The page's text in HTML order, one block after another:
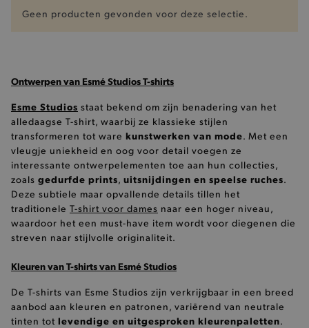
Geen producten gevonden voor deze selectie.
Ontwerpen van Esmé Studios T-shirts
Esme Studios staat bekend om zijn benadering van het
alledaagse T-shirt, waarbij ze klassieke stijlen
transformeren tot ware kunstwerken van mode. Met een
vleugje uniekheid en oog voor detail voegen ze
interessante ontwerpelementen toe aan hun collecties,
zoals gedurfde prints, uitsnijdingen en speelse ruches.
Deze subtiele maar opvallende details tillen het
traditionele T-shirt voor dames naar een hoger niveau,
waardoor het een must-have item wordt voor diegenen die
streven naar stijlvolle originaliteit.
Kleuren van T-shirts van Esmé Studios
De T-shirts van Esme Studios zijn verkrijgbaar in een breed
aanbod aan kleuren en patronen, variërend van neutrale
tinten tot levendige en uitgesproken kleurenpaletten.